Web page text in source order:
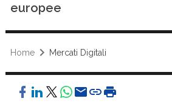
europee
Home Mercati Digitali